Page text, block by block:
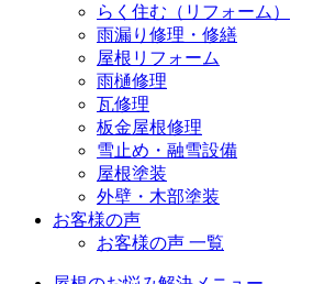
らく住む（リフォーム）
雨漏り修理・修繕
屋根リフォーム
雨樋修理
瓦修理
板金屋根修理
雪止め・融雪設備
屋根塗装
外壁・木部塗装
お客様の声
お客様の声 一覧